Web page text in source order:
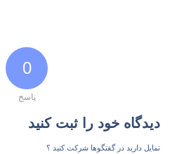
0
پاسخ
دیدگاه خود را ثبت کنید
تمایل دارید در گفتگوها شرکت کنید ؟